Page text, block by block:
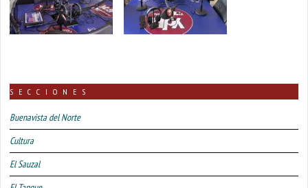
SECCIONES
Buenavista del Norte
Cultura
El Sauzal